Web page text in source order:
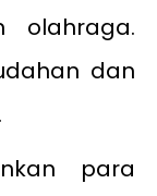
olahraga.
dan
para